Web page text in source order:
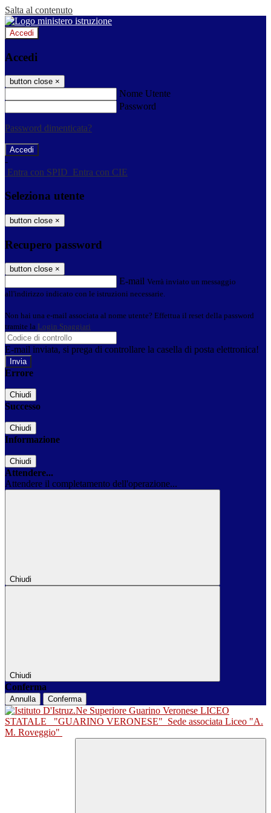
Salta al contenuto
Accedi
Accedi
button close ×
Nome Utente
Password
Password dimenticata?
-
Entra con SPID Entra con CIE
Seleziona utente
button close ×
Recupero password
button close ×
E-mail Verrà inviato un messaggio
all'indirizzo indicato con le istruzioni necessarie.
Non hai una e-mail associata al nome utente? Effettua il reset della password
tramite la Login Spaggiari
E-mail inviata, si prega di controllare la casella di posta elettronica!
Errore
Chiudi
Successo
Chiudi
Informazione
Chiudi
Attendere...
Attendere il completamento dell'operazione...
Chiudi
Chiudi
Conferma
Annulla Conferma
LICEO
STATALE
"GUARINO VERONESE" Sede associata Liceo "A.
M. Roveggio"